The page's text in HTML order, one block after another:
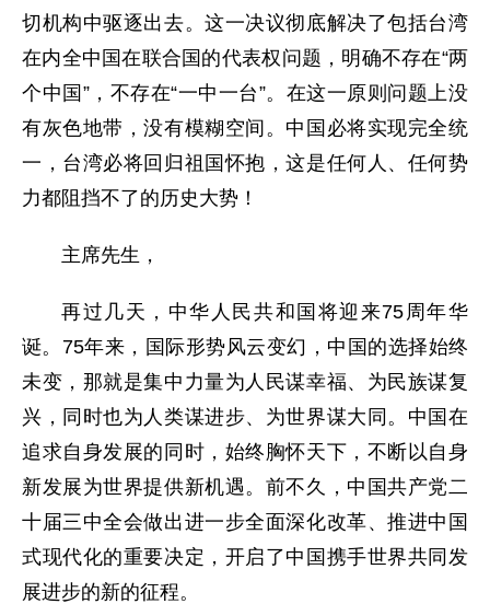
切机构中驱逐出去。这一决议彻底解决了包括台湾
在内全中国在联合国的代表权问题，明确不存在“两
个中国”，不存在“一中一台”。在这一原则问题上没
有灰色地带，没有模糊空间。中国必将实现完全统
一，台湾必将回归祖国怀抱，这是任何人、任何势
力都阻挡不了的历史大势！
主席先生，
再过几天，中华人民共和国将迎来75周年华
诞。75年来，国际形势风云变幻，中国的选择始终
未变，那就是集中力量为人民谋幸福、为民族谋复
兴，同时也为人类谋进步、为世界谋大同。中国在
追求自身发展的同时，始终胸怀天下，不断以自身
新发展为世界提供新机遇。前不久，中国共产党二
十届三中全会做出进一步全面深化改革、推进中国
式现代化的重要决定，开启了中国携手世界共同发
展进步的新的征程。